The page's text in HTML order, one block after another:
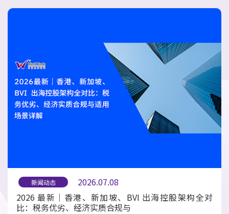
新闻动态
2026.07.08
2026 最新｜香港、新加坡、BVI 出海控股架构全对
比：税务优劣、经济实质合规与